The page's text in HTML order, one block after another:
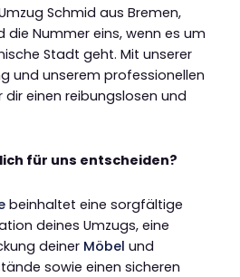
Schmid aus Bremen,
die Nummer eins, wenn es um
Stadt geht. Mit unserer
und unserem professionellen
einen reibungslosen und
für uns entscheiden?
beinhaltet eine sorgfältige
deines Umzugs, eine
deiner Möbel und
sowie einen sicheren